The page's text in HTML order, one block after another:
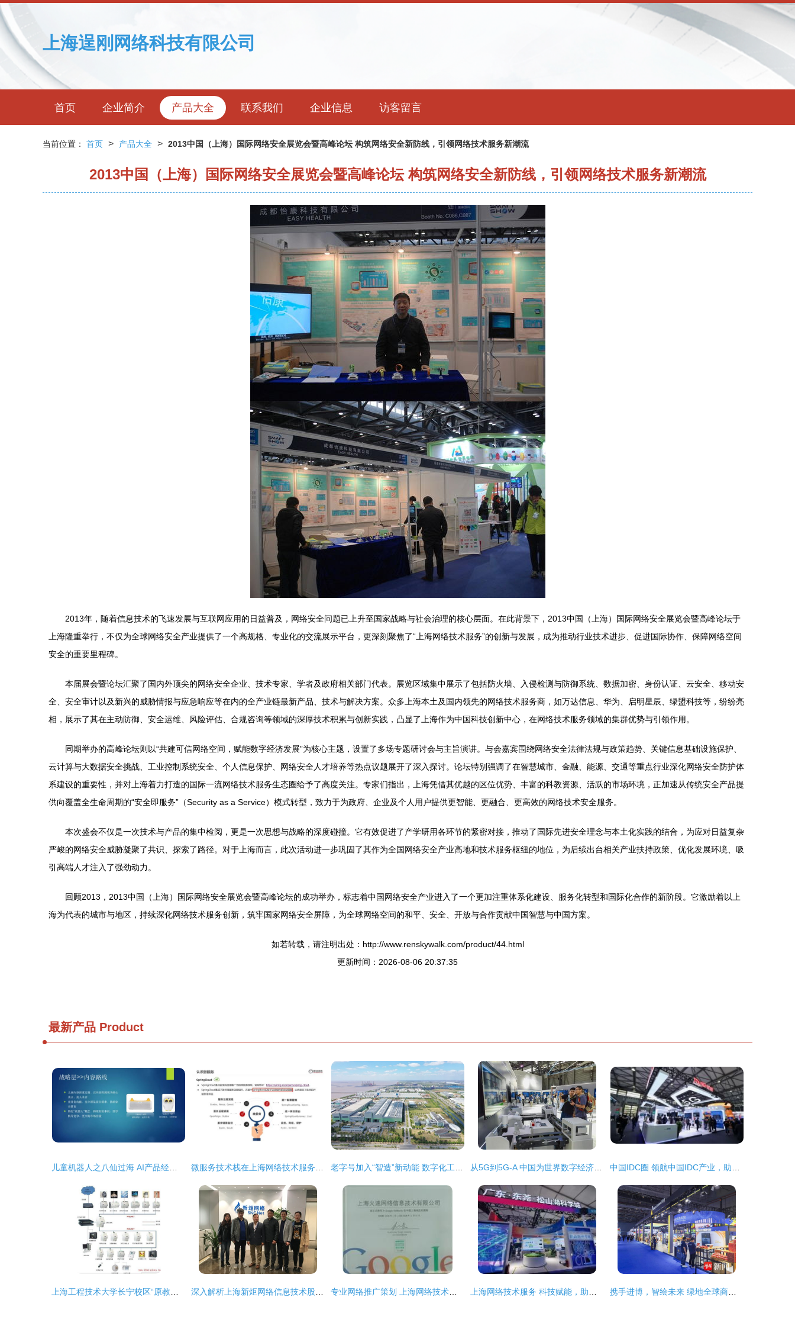
上海逞刚网络科技有限公司
首页 企业简介 产品大全 联系我们 企业信息 访客留言
当前位置： 首页 > 产品大全 > 2013中国（上海）国际网络安全展览会暨高峰论坛 构筑网络安全新防线，引领网络技术服务新潮流
2013中国（上海）国际网络安全展览会暨高峰论坛 构筑网络安全新防线，引领网络技术服务新潮流
2013年，随着信息技术的飞速发展与互联网应用的日益普及，网络安全问题已上升至国家战略与社会治理的核心层面。在此背景下，2013中国（上海）国际网络安全展览会暨高峰论坛于
上海隆重举行，不仅为全球网络安全产业提供了一个高规格、专业化的交流展示平台，更深刻聚焦了“上海网络技术服务”的创新与发展，成为推动行业技术进步、促进国际协作、保障网络空间
安全的重要里程碑。
本届展会暨论坛汇聚了国内外顶尖的网络安全企业、技术专家、学者及政府相关部门代表。展览区域集中展示了包括防火墙、入侵检测与防御系统、数据加密、身份认证、云安全、移动安
全、安全审计以及新兴的威胁情报与应急响应等在内的全产业链最新产品、技术与解决方案。众多上海本土及国内领先的网络技术服务商，如万达信息、华为、启明星辰、绿盟科技等，纷纷亮
相，展示了其在主动防御、安全运维、风险评估、合规咨询等领域的深厚技术积累与创新实践，凸显了上海作为中国科技创新中心，在网络技术服务领域的集群优势与引领作用。
同期举办的高峰论坛则以“共建可信网络空间，赋能数字经济发展”为核心主题，设置了多场专题研讨会与主旨演讲。与会嘉宾围绕网络安全法律法规与政策趋势、关键信息基础设施保护、
云计算与大数据安全挑战、工业控制系统安全、个人信息保护、网络安全人才培养等热点议题展开了深入探讨。论坛特别强调了在智慧城市、金融、能源、交通等重点行业深化网络安全防护体
系建设的重要性，并对上海着力打造的国际一流网络技术服务生态圈给予了高度关注。专家们指出，上海凭借其优越的区位优势、丰富的科教资源、活跃的市场环境，正加速从传统安全产品提
供向覆盖全生命周期的“安全即服务”（Security as a Service）模式转型，致力于为政府、企业及个人用户提供更智能、更融合、更高效的网络技术安全服务。
本次盛会不仅是一次技术与产品的集中检阅，更是一次思想与战略的深度碰撞。它有效促进了产学研用各环节的紧密对接，推动了国际先进安全理念与本土化实践的结合，为应对日益复杂
严峻的网络安全威胁凝聚了共识、探索了路径。对于上海而言，此次活动进一步巩固了其作为全国网络安全产业高地和技术服务枢纽的地位，为后续出台相关产业扶持政策、优化发展环境、吸
引高端人才注入了强劲动力。
回顾2013，2013中国（上海）国际网络安全展览会暨高峰论坛的成功举办，标志着中国网络安全产业进入了一个更加注重体系化建设、服务化转型和国际化合作的新阶段。它激励着以上
海为代表的城市与地区，持续深化网络技术服务创新，筑牢国家网络安全屏障，为全球网络空间的和平、安全、开放与合作贡献中国智慧与中国方案。
如若转载，请注明出处：http://www.renskywalk.com/product/44.html
更新时间：2026-08-06 20:37:35
最新产品 Product